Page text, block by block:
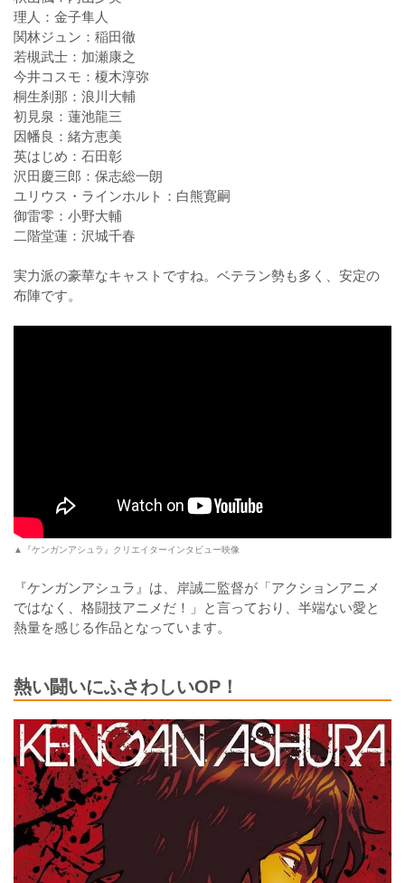
理人：金子隼人
関林ジュン：稲田徹
若槻武士：加瀬康之
今井コスモ：榎木淳弥
桐生刹那：浪川大輔
初見泉：蓮池龍三
因幡良：緒方恵美
英はじめ：石田彰
沢田慶三郎：保志総一朗
ユリウス・ラインホルト：白熊寛嗣
御雷零：小野大輔
二階堂蓮：沢城千春
実力派の豪華なキャストですね。ベテラン勢も多く、安定の
布陣です。
▲『ケンガンアシュラ』クリエイターインタビュー映像
『ケンガンアシュラ』は、岸誠二監督が「アクションアニメ
ではなく、格闘技アニメだ！」と言っており、半端ない愛と
熱量を感じる作品となっています。
熱い闘いにふさわしいOP！